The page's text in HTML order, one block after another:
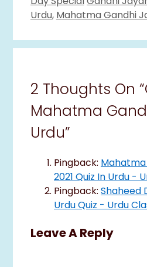
Urdu, Mahatma Gandhi
2 Thoughts On
Mahatma
Urdu”
Pingback:
2021 Quiz In Urdu -
Pingback: Shaheed
Urdu Quiz - Urdu
Leave A Reply